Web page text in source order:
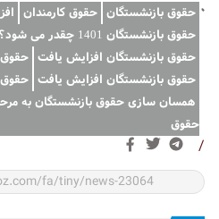
حقوق بازنشستگان حقوق کارمندان
حقوق بازنشستگان 1401 چقدر می شود؟
حقوق بازنشستگان افزایش یافت حقوق
حقوق بازنشستگان افزايش يافت حقوق
همسان سازی حقوق بازنشستگان به
حقوق
/